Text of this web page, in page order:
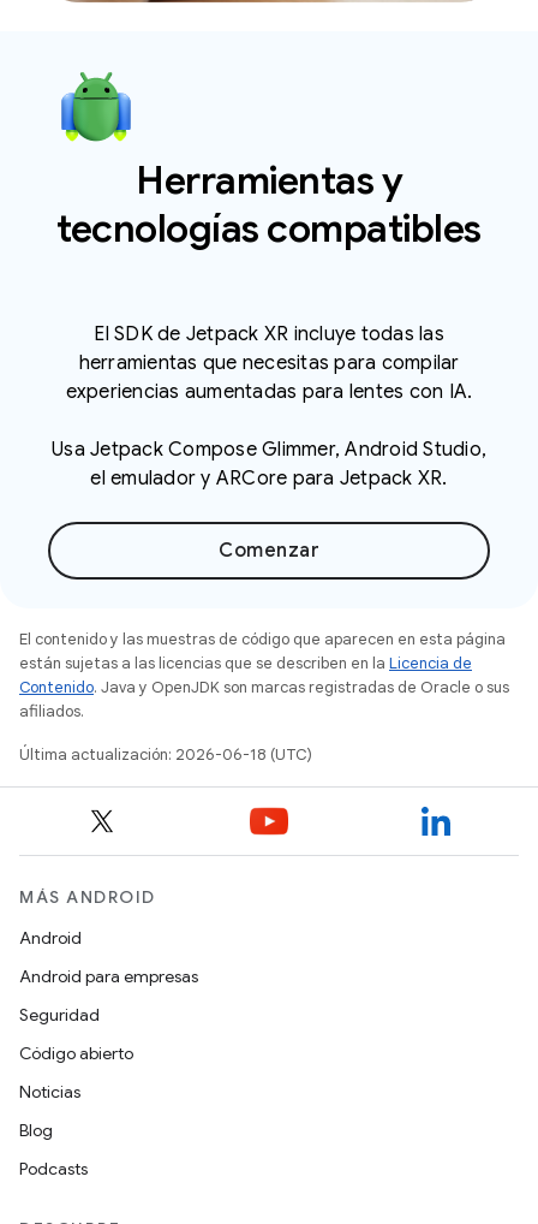
Herramientas y
tecnologías compatibles
El SDK de Jetpack XR incluye todas las
herramientas que necesitas para compilar
experiencias aumentadas para lentes con IA.
Usa Jetpack Compose Glimmer, Android Studio,
el emulador y ARCore para Jetpack XR.
Comenzar
El contenido y las muestras de código que aparecen en esta página
están sujetas a las licencias que se describen en la Licencia de
Contenido. Java y OpenJDK son marcas registradas de Oracle o sus
afiliados.
Última actualización: 2026-06-18 (UTC)
MÁS ANDROID
Android
Android para empresas
Seguridad
Código abierto
Noticias
Blog
Podcasts